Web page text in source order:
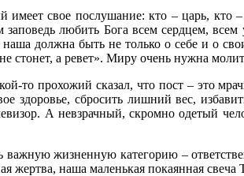
свое послушание: кто – царь, кто
заповедь любить Бога всем сердцем,
должна быть не только о себе и о
стонет, а ревет». Миру очень нужна
то прохожий сказал, что пост – это
здоровье, сбросить лишний вес,
А невзрачный, скромно одетый
жизненную категорию –
жертва, наша маленькая покаянная свеча